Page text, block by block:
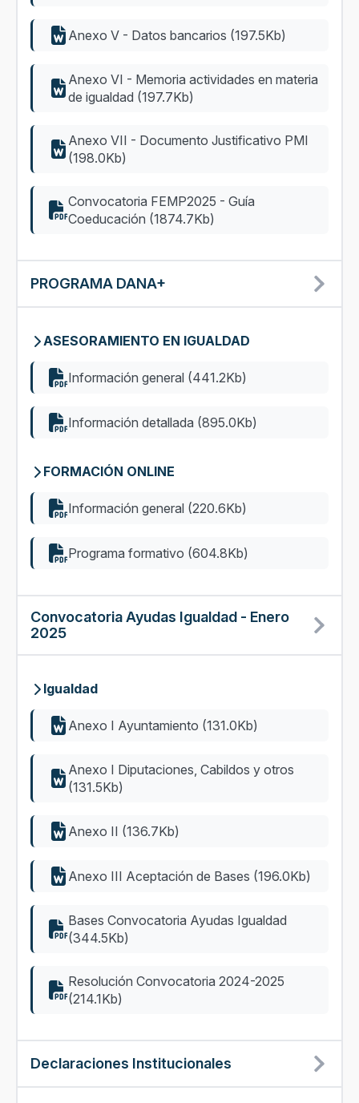
Anexo V - Datos bancarios (197.5Kb)
Anexo VI - Memoria actividades en materia
de igualdad (197.7Kb)
Anexo VII - Documento Justificativo PMI
(198.0Kb)
Convocatoria FEMP2025 - Guía
Coeducación (1874.7Kb)
PROGRAMA DANA+
ASESORAMIENTO EN IGUALDAD
Información general (441.2Kb)
Información detallada (895.0Kb)
FORMACIÓN ONLINE
Información general (220.6Kb)
Programa formativo (604.8Kb)
Convocatoria Ayudas Igualdad - Enero
2025
Igualdad
Anexo I Ayuntamiento (131.0Kb)
Anexo I Diputaciones, Cabildos y otros
(131.5Kb)
Anexo II (136.7Kb)
Anexo III Aceptación de Bases (196.0Kb)
Bases Convocatoria Ayudas Igualdad
(344.5Kb)
Resolución Convocatoria 2024-2025
(214.1Kb)
Declaraciones Institucionales